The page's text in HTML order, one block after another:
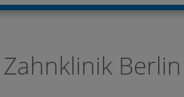
Berlin